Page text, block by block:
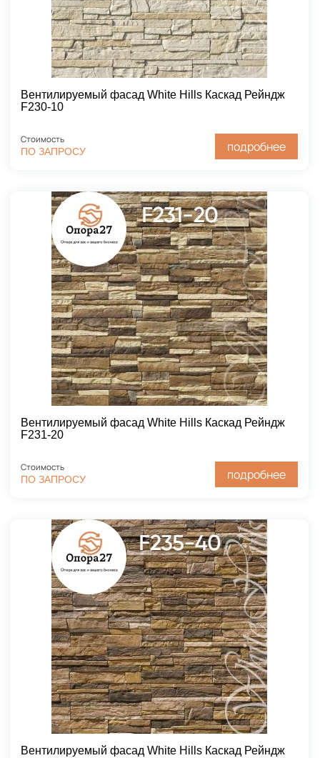
Вентилируемый фасад White Hills Каскад Рейндж
F230-10
Стоимость
ПО ЗАПРОСУ
подробнее
Вентилируемый фасад White Hills Каскад Рейндж
F231-20
Стоимость
ПО ЗАПРОСУ
подробнее
Вентилируемый фасад White Hills Каскад Рейндж